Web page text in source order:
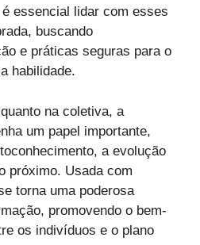
essencial lidar com esses
buscando
e práticas seguras para o
habilidade.
na coletiva, a
um papel importante,
a evolução
próximo. Usada com
torna uma poderosa
promovendo o bem-
os indivíduos e o plano